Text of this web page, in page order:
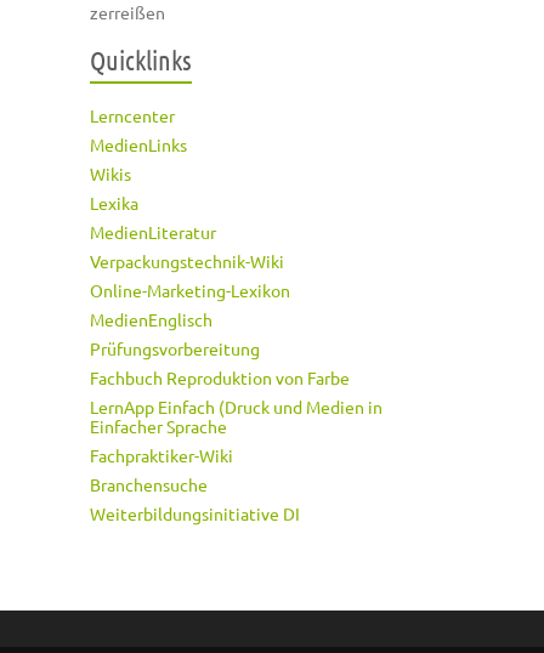
zerreißen
Quicklinks
Lerncenter
MedienLinks
Wikis
Lexika
MedienLiteratur
Verpackungstechnik-Wiki
Online-Marketing-Lexikon
MedienEnglisch
Prüfungsvorbereitung
Fachbuch Reproduktion von Farbe
LernApp Einfach (Druck und Medien in
Einfacher Sprache
Fachpraktiker-Wiki
Branchensuche
Weiterbildungsinitiative DI